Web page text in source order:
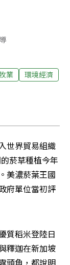
業
環境經濟
世界貿易組織
菸草種植今年
美濃菸葉王國
府單位當初評
質稻米登陸日
釋迦在新加坡
頭角，都說明